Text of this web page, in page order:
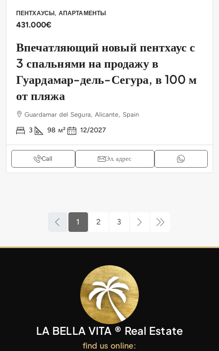
ПЕНТХАУСЫ, АПАРТАМЕНТЫ
431.000€
Впечатляющий новый пентхаус с
3 спальнями на продажу в
Гуардамар-дель-Сегура, в 100 м
от пляжа
Guardamar del Segura, Alicante, Spain
3 98 м² 12/2027
Call Эл. адрес
1 2 3
LA BELLA VITA ® Real Estate
find us online: